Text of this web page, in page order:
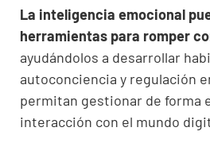
La inteligencia emocional
herramientas para romper
ayudándolos a desarrollar
autoconciencia y regulación
permitan gestionar de forma
interacción con el mundo